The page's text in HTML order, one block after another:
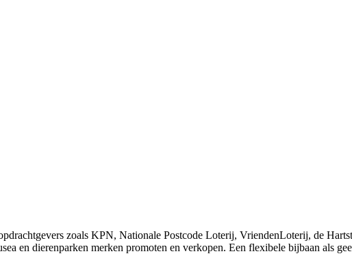
zoals KPN, Nationale Postcode Loterij, VriendenLoterij, de
en dierenparken merken promoten en verkopen. Een flexibele bijbaan als